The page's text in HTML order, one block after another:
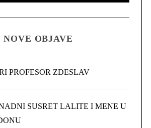
A
C
NOVE OBJAVE
PROFESOR ZDESLAV
SUSRET LALITE I MENE U